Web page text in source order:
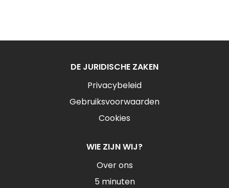
DE JURIDISCHE ZAKEN
Privacybeleid
Gebruiksvoorwaarden
Cookies
WIE ZIJN WIJ?
Over ons
5 minuten